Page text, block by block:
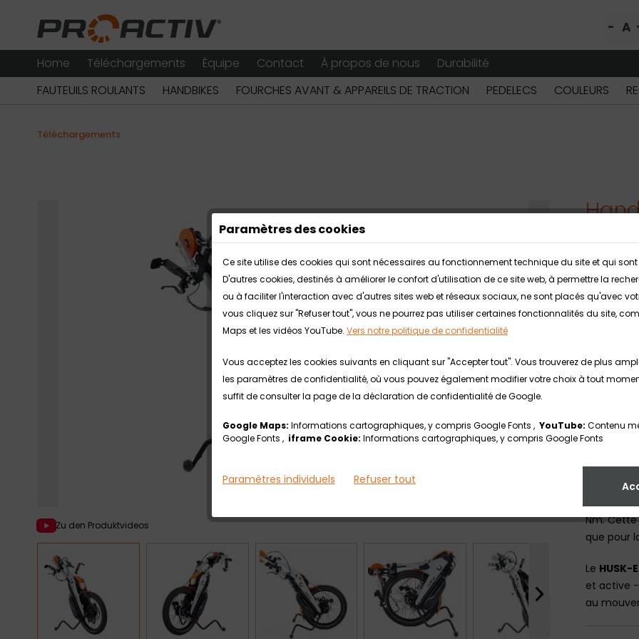
- A
Home Téléchargements Équipe Contact À propos de nous
Durabilité
FAUTEUILS ROULANTS
HANDBIKES FOURCHES AVANT & APPAREILS DE TRACTION PEDELECS COULEURS
Téléchargements
Zu den Produktvideos
Le
dans un
être
le
Le
support
Le
LeHUSK-
Nm.
que pour
Le HUSK-
et active
au
Paramètres des cookies
Ce site utilise des cookies qui sont nécessaires au fonctionnement technique du site et qui
D'autres cookies, destinés à améliorer le confort d'utilisation de ce site web, à permettre la
ou à faciliter l'interaction avec d'autres sites web et réseaux sociaux, ne sont placés qu'avec
vous cliquez sur "Refuser tout", vous ne pourrez pas utiliser certaines fonctionnalités du site,
Maps et les vidéos YouTube. Vers notre politique de confidentialité
Vous acceptez les cookies suivants en cliquant sur "Accepter tout". Vous trouverez de plus
les paramètres de confidentialité, où vous pouvez également modifier votre choix à tout
suffit de consulter la page de la déclaration de confidentialité de Google.
Google Maps: Informations cartographiques, y compris Google Fonts , YouTube: Contenu
Google Fonts , iframe Cookie: Informations cartographiques, y compris Google Fonts
Paramètres individuels Refuser tout